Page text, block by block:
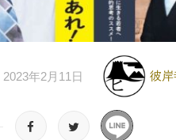
2023年2月11日 彼岸